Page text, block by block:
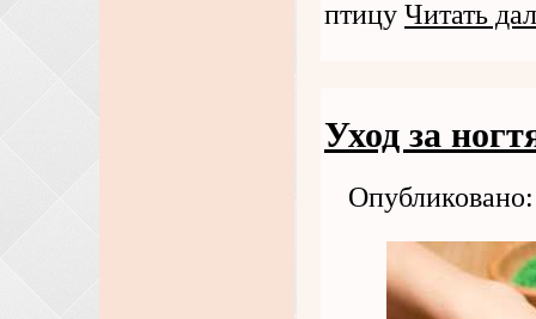
птицу Читать
Уход за